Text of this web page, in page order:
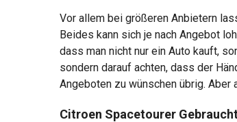
Vor allem bei größeren Anbietern
Beides kann sich je nach Angebot
dass man nicht nur ein Auto kauft,
sondern darauf achten, dass der
Angeboten zu wünschen übrig.
Citroen Spacetourer